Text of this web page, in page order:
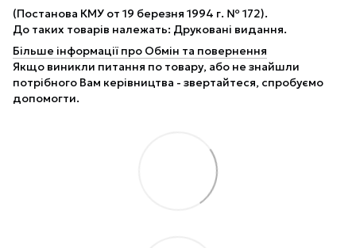
(Постанова КМУ от 19 березня 1994 г. № 172).
До таких товарів належать: Друковані видання.
Більше інформації про Обмін та повернення
Якщо виникли питання по товару, або не знайшли
потрібного Вам керівництва - звертайтеся, спробуємо
допомогти.